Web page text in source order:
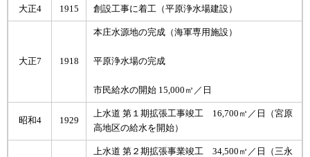
大正4 1915 創設工事に着工（平原浄水場建設）
大正7 1918
本庄水源地の完成（海軍専用施設）
平原浄水場の完成
市民給水の開始 15,000㎥／日
昭和4 1929
上水道 第１期拡張工事竣工 16,700㎥／日（宮原
高地区の給水を開始）
上水道 第２期拡張事業竣工 34,500㎥／日（三永